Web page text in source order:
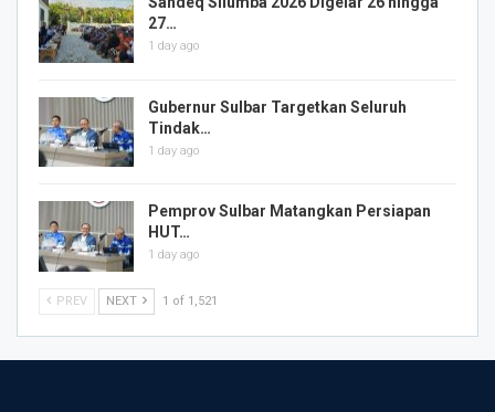
27…
1 day ago
Gubernur Sulbar Targetkan Seluruh
Tindak…
1 day ago
Pemprov Sulbar Matangkan Persiapan
HUT…
1 day ago
PREV NEXT 1 of 1,521